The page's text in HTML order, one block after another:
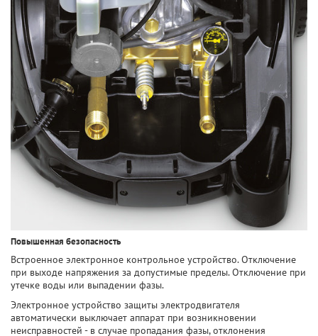
Повышенная безопасность
Встроенное электронное контрольное устройство. Отключение
при выходе напряжения за допустимые пределы. Отключение при
утечке воды или выпадении фазы.
Электронное устройство защиты электродвигателя
автоматически выключает аппарат при возникновении
неисправностей - в случае пропадания фазы, отклонения